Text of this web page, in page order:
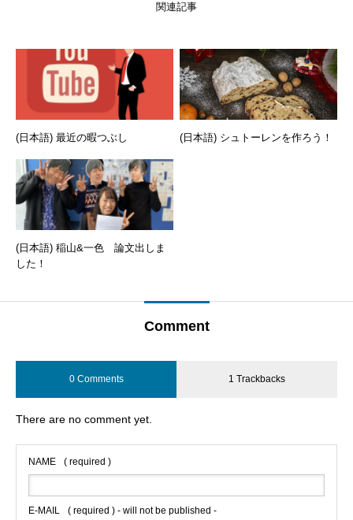
関連記事
(日本語) 最近の暇つぶし (日本語) シュトーレンを作ろう！
(日本語) 稲山&一色 論文出しま
した！
Comment
0 Comments 1 Trackbacks
There are no comment yet.
NAME ( required )
E-MAIL ( required ) - will not be published -